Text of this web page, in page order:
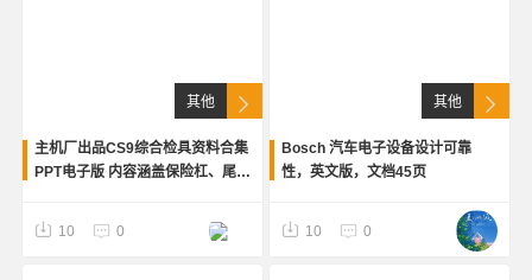
其他
主机厂出品CS9综合检具资料合集
PPT电子版 内容涵盖保险杠、尾
控、CCB等检具设计与装配工艺
适合汽车内外饰、模具、检具设计
10 0
其他
Bosch 汽车电子设备设计可靠
性，英文版，文档45页
10 0